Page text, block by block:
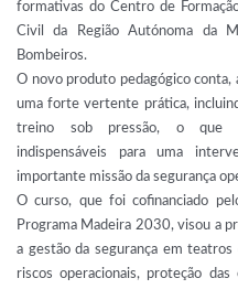
formativas do Centro de
Civil da Região Autónoma da
Bombeiros.
O novo produto pedagógico
uma forte vertente prática,
treino sob pressão, o que
indispensáveis para uma
importante missão da segurança
O curso, que foi cofinanciado
Programa Madeira 2030, visou a
a gestão da segurança em
riscos operacionais, proteção